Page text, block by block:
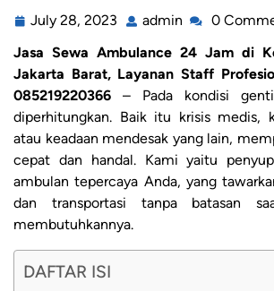
July 28, 2023 admin
0
Jasa Sewa Ambulance 24 Jam di
Jakarta Barat, Layanan Staff
085219220366 – Pada kondisi
diperhitungkan. Baik itu krisis medis,
atau keadaan mendesak yang lain,
cepat dan handal. Kami yaitu
ambulan tepercaya Anda, yang
dan transportasi tanpa batasan
membutuhkannya.
DAFTAR ISI